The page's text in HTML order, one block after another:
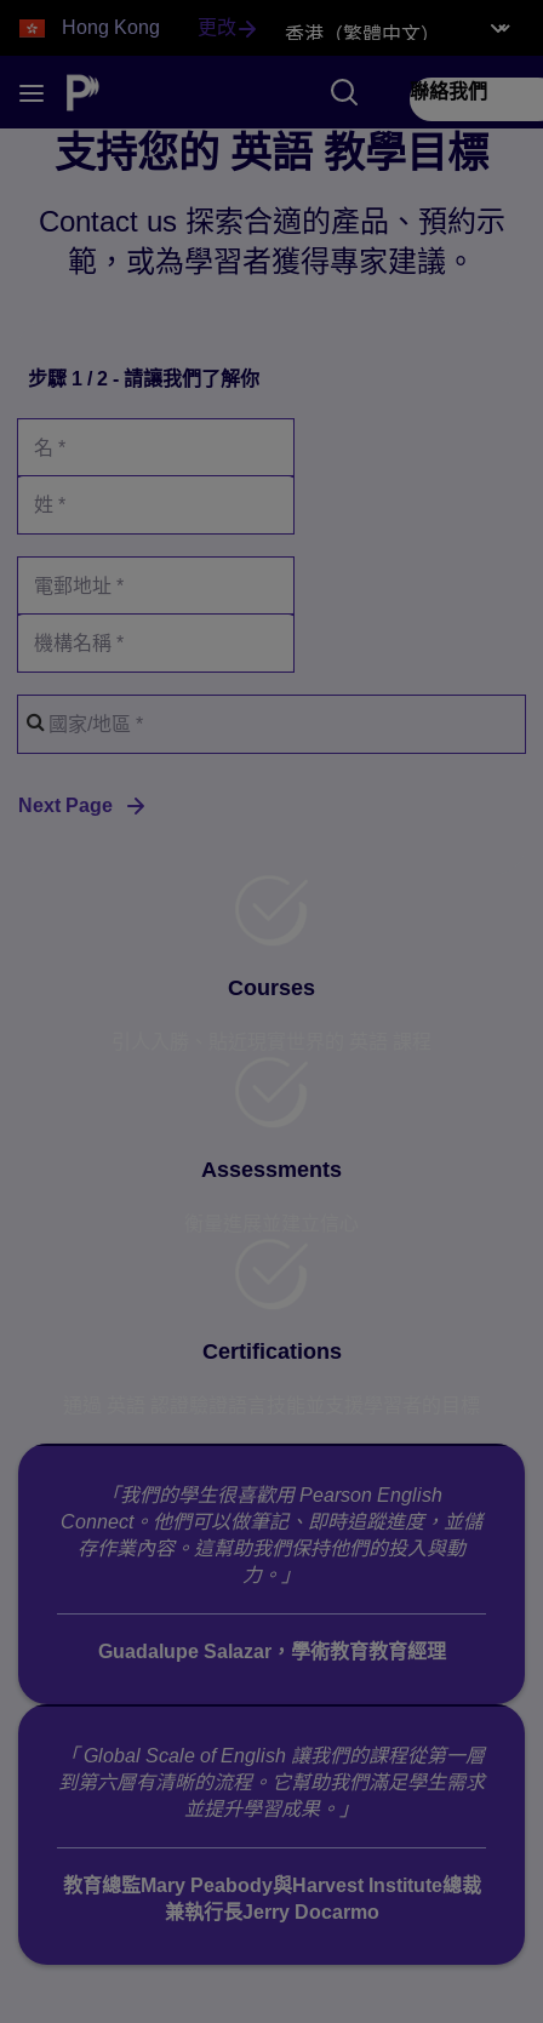
Hong Kong 更改
聯絡我們
支持您的 英語 教學目標
Contact us 探索合適的產品、預約示
範，或為學習者獲得專家建議。
步驟 1 / 2 - 請讓我們了解你
Courses
Assessments
Certifications
「我們的學生很喜歡用 Pearson English
Connect。他們可以做筆記、即時追蹤進度，並儲
存作業內容。這幫助我們保持他們的投入與動
力。」
Guadalupe Salazar，學術教育教育經理
「 Global Scale of English 讓我們的課程從第一層
到第六層有清晰的流程。它幫助我們滿足學生需求
並提升學習成果。」
教育總監Mary Peabody與Harvest Institute總裁
兼執行長Jerry Docarmo